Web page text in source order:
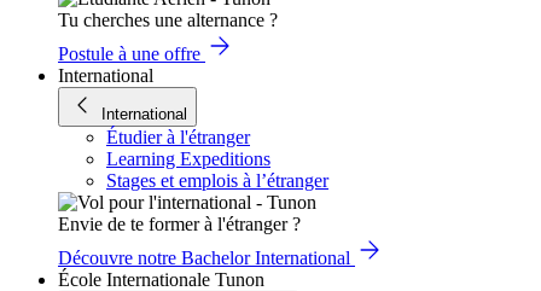
Tu cherches une alternance ?
Postule à une offre
International
International
Étudier à l'étranger
Learning Expeditions
Stages et emplois à l’étranger
Envie de te former à l'étranger ?
Découvre notre Bachelor International
École Internationale Tunon